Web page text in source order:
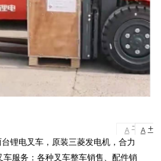
A - A +
锂电叉车，原装三菱发电机，合力
服务：各种叉车整车销售、配件销